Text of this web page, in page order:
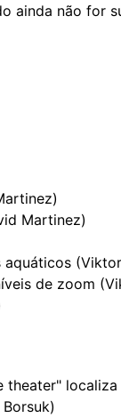
ainda não for
Martinez)
aquáticos
de zoom